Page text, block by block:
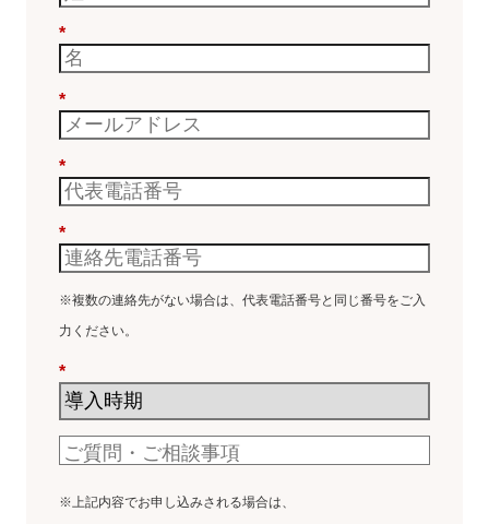
*
*
*
*
※複数の連絡先がない場合は、代表電話番号と同じ番号をご入
力ください。
*
※上記内容でお申し込みされる場合は、